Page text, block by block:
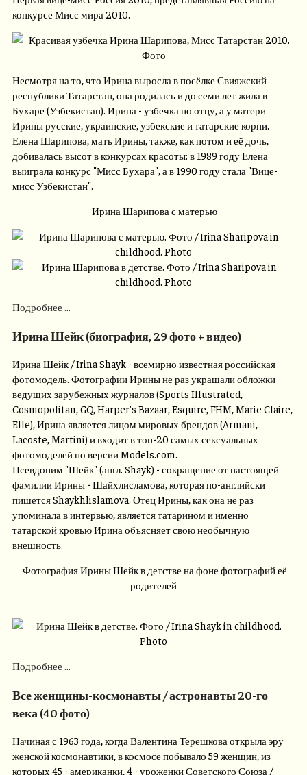
конкурсе Мисс мира 2010.
Несмотря на то, что Ирина выросла в посёлке Свияжский
республики Татарстан, она родилась и до семи лет жила в
Бухаре (Узбекистан). Ирина - узбечка по отцу, а у матери
Ирины русские, украинские, узбекские и татарские корни.
Елена Шарипова, мать Ирины, также, как потом и её дочь,
добивалась высот в конкурсах красоты: в 1989 году Елена
выиграла конкурс "Мисс Бухара", а в 1990 году стала "Вице-
мисс Узбекистан".
Ирина Шарипова с матерью
Подробнее ...
Ирина Шейк (биография, 29 фото + видео)
Ирина Шейк / Irina Shayk - всемирно известная российская
фотомодель. Фотографии Ирины не раз украшали обложки
ведущих зарубежных журналов (Sports Illustrated,
Cosmopolitan, GQ, Harper's Bazaar, Esquire, FHM, Marie Claire,
Elle), Ирина является лицом мировых брендов (Armani,
Lacoste, Martini) и входит в топ-20 самых сексуальных
фотомоделей по версии Models.com.
Псевдоним "Шейк" (англ. Shayk) - сокращение от настоящей
фамилии Ирины - Шайхлисламова, которая по-английски
пишется Shaykhlislamova. Отец Ирины, как она не раз
упоминала в интервью, является татарином и именно
татарской кровью Ирина объясняет свою необычную
внешность.
Фотография Ирины Шейк в детстве на фоне фотографий её
родителей
Подробнее ...
Все женщины-космонавты / астронавты 20-го
века (40 фото)
Начиная с 1963 года, когда Валентина Терешкова открыла эру
женской космонавтики, в космосе побывало 59 женщин, из
которых 45 - американки, 4 - уроженки Советского Союза /